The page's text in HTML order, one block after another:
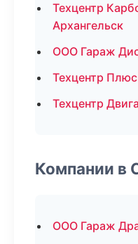
Техцентр
Архангельск
ООО Гараж
Техцентр
Техцентр
Компании в
ООО Гараж